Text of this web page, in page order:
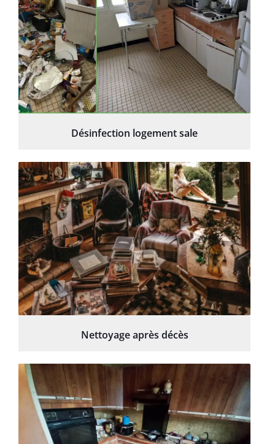
Désinfection logement sale
Nettoyage après décès